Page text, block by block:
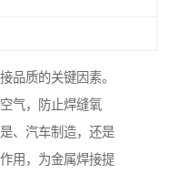
品质的关键因素。
气，防止焊缝氧
、汽车制造，还是
用，为金属焊接提